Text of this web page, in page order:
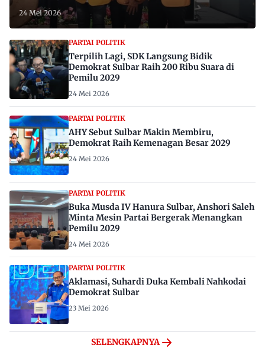
24 Mei 2026
PARTAI POLITIK
Terpilih Lagi, SDK Langsung Bidik
Demokrat Sulbar Raih 200 Ribu Suara di
Pemilu 2029
24 Mei 2026
PARTAI POLITIK
AHY Sebut Sulbar Makin Membiru,
Demokrat Raih Kemenagan Besar 2029
24 Mei 2026
PARTAI POLITIK
Buka Musda IV Hanura Sulbar, Anshori Saleh
Minta Mesin Partai Bergerak Menangkan
Pemilu 2029
24 Mei 2026
PARTAI POLITIK
Aklamasi, Suhardi Duka Kembali Nahkodai
Demokrat Sulbar
23 Mei 2026
SELENGKAPNYA